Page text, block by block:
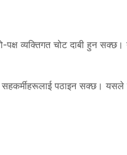
व्यक्तिगत चोट दाबी हुन सक्छ।
सहकर्मीहरूलाई पठाइन सक्छ।